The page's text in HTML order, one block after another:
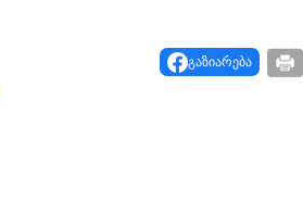
გაზიარება